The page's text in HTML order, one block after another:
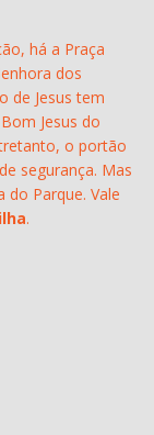
há a Praça
dos
de Jesus tem
Jesus do
o portão
segurança. Mas
Parque. Vale
.